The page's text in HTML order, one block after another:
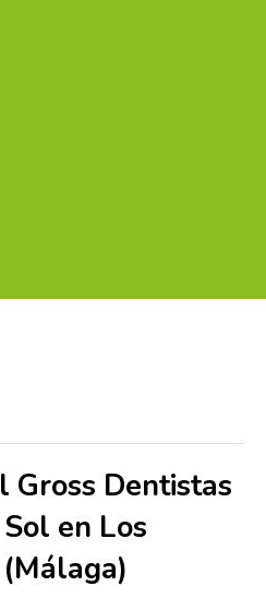
Gross Dentistas
en Los